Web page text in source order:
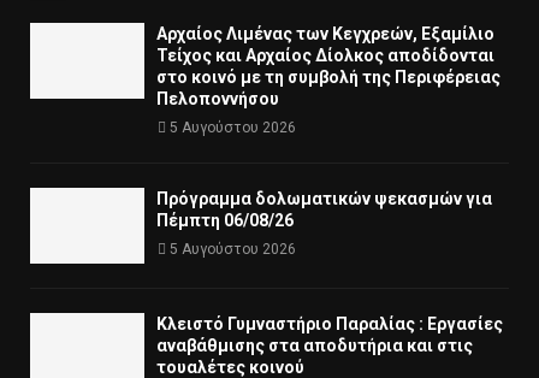
Αρχαίος Λιμένας των Κεγχρεών, Εξαμίλιο
Τείχος και Aρχαίος Δίολκος αποδίδονται
στο κοινό με τη συμβολή της Περιφέρειας
Πελοποννήσου
5 Αυγούστου 2026
Πρόγραμμα δολωματικών ψεκασμών για
Πέμπτη 06/08/26
5 Αυγούστου 2026
Κλειστό Γυμναστήριο Παραλίας : Εργασίες
αναβάθμισης στα αποδυτήρια και στις
τουαλέτες κοινού